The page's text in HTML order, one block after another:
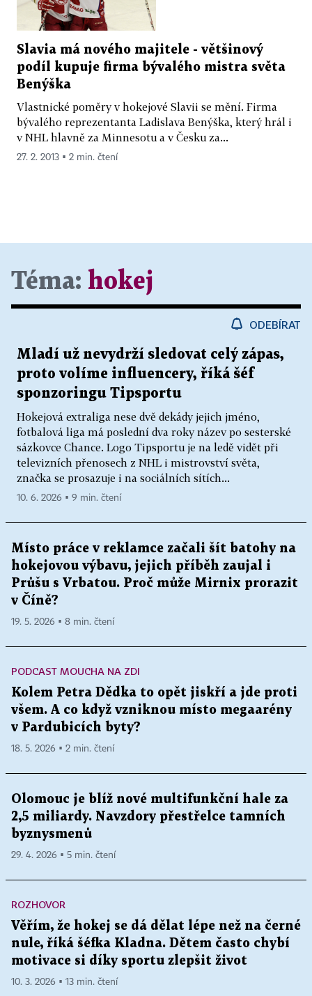
Slavia má nového majitele - většinový
podíl kupuje firma bývalého mistra světa
Benýška
Vlastnické poměry v hokejové Slavii se mění. Firma
bývalého reprezentanta Ladislava Benýška, který hrál i
v NHL hlavně za Minnesotu a v Česku za...
27. 2. 2013 ▪ 2 min. čtení
Téma: hokej
ODEBÍRAT
Mladí už nevydrží sledovat celý zápas,
proto volíme influencery, říká šéf
sponzoringu Tipsportu
Hokejová extraliga nese dvě dekády jejich jméno,
fotbalová liga má poslední dva roky název po sesterské
sázkovce Chance. Logo Tipsportu je na ledě vidět při
televizních přenosech z NHL i mistrovství světa,
značka se prosazuje i na sociálních sítích...
10. 6. 2026 ▪ 9 min. čtení
Místo práce v reklamce začali šít batohy na
hokejovou výbavu, jejich příběh zaujal i
Průšu s Vrbatou. Proč může Mirnix prorazit
v Číně?
19. 5. 2026 ▪ 8 min. čtení
PODCAST MOUCHA NA ZDI
Kolem Petra Dědka to opět jiskří a jde proti
všem. A co když vzniknou místo megaarény
v Pardubicích byty?
18. 5. 2026 ▪ 2 min. čtení
Olomouc je blíž nové multifunkční hale za
2,5 miliardy. Navzdory přestřelce tamních
byznysmenů
29. 4. 2026 ▪ 5 min. čtení
ROZHOVOR
Věřím, že hokej se dá dělat lépe než na černé
nule, říká šéfka Kladna. Dětem často chybí
motivace si díky sportu zlepšit život
10. 3. 2026 ▪ 13 min. čtení